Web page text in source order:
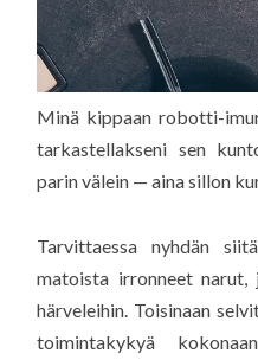
Minä kippaan robotti-
tarkastellakseni sen
parin välein — aina sillon
Tarvittaessa nyhdän
matoista irronneet
härveleihin. Toisinaan
toimintakykyä